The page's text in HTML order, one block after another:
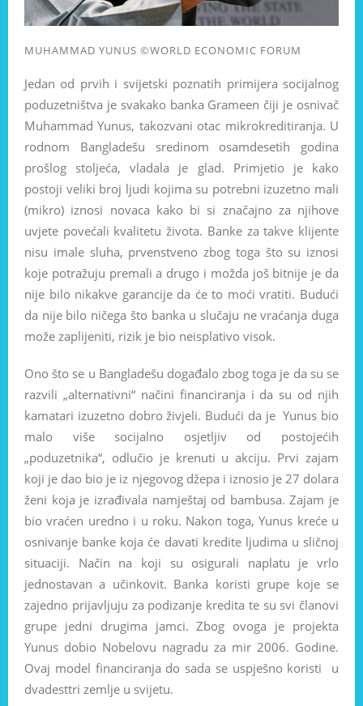
MUHAMMAD YUNUS ©WORLD ECONOMIC FORUM
Jedan od prvih i svijetski poznatih primijera socijalnog
poduzetništva je svakako banka Grameen čiji je osnivač
Muhammad Yunus, takozvani otac mikrokreditiranja. U
rodnom Bangladešu sredinom osamdesetih godina
prošlog stoljeća, vladala je glad. Primjetio je kako
postoji veliki broj ljudi kojima su potrebni izuzetno mali
(mikro) iznosi novaca kako bi si značajno za njihove
uvjete povećali kvalitetu života. Banke za takve klijente
nisu imale sluha, prvenstveno zbog toga što su iznosi
koje potražuju premali a drugo i možda još bitnije je da
nije bilo nikakve garancije da će to moći vratiti. Budući
da nije bilo ničega što banka u slučaju ne vraćanja duga
može zaplijeniti, rizik je bio neisplativo visok.
Ono što se u Bangladešu događalo zbog toga je da su se
razvili „alternativni“ načini financiranja i da su od njih
kamatari izuzetno dobro živjeli. Budući da je Yunus bio
malo više socijalno osjetljiv od postojećih
„poduzetnika“, odlučio je krenuti u akciju. Prvi zajam
koji je dao bio je iz njegovog džepa i iznosio je 27 dolara
ženi koja je izrađivala namještaj od bambusa. Zajam je
bio vraćen uredno i u roku. Nakon toga, Yunus kreće u
osnivanje banke koja će davati kredite ljudima u sličnoj
situaciji. Način na koji su osigurali naplatu je vrlo
jednostavan a učinkovit. Banka koristi grupe koje se
zajedno prijavljuju za podizanje kredita te su svi članovi
grupe jedni drugima jamci. Zbog ovoga je projekta
Yunus dobio Nobelovu nagradu za mir 2006. Godine.
Ovaj model financiranja do sada se uspješno koristi u
dvadesttri zemlje u svijetu.